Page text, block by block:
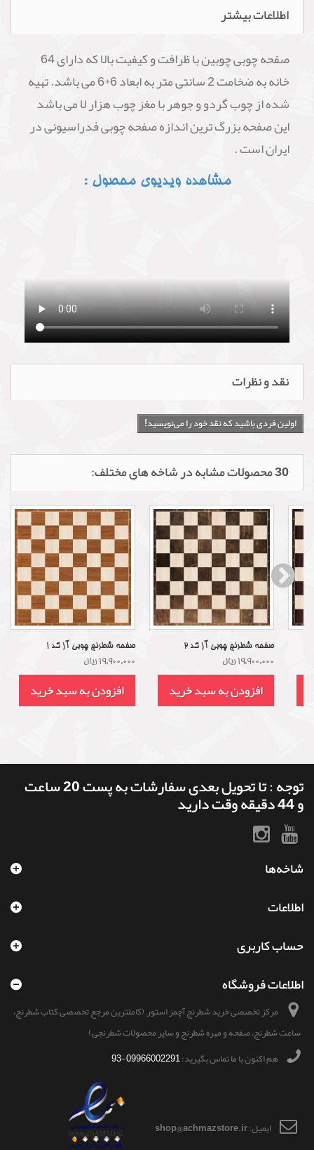
اطلاعات بیشتر
صفحه چوبی چوبین با ظرافت و کیفیت بالا که دارای 64
خانه به ضخامت 2 سانتی متر به ابعاد 6*6 می باشد. تهیه
شده از چوب گردو و جوهر با مغز چوب هزار لا می باشد
این صفحه بزرگ ترین اندازه صفحه چوبی فدراسیونی در
ایران است .
مشاهده ویدیوی محصول :
نقد و نظرات
اولین فردی باشید که نقد خود را می‌نویسید!
30 محصولات مشابه در شاخه های مختلف:
صفحه شطرنج چوبی آز کد 1
19,900,000 ریال
افزودن به سبد خرید
صفحه شطرنج چوبی آز کد 2
19,900,000 ریال
افزودن به سبد خرید
توجه : تا تحویل بعدی سفارشات به پست 20 ساعت
و 44 دقیقه وقت دارید
شاخه‌ها
اطلاعات
حساب کاربری
اطلاعات فروشگاه
مرکز تخصصی خرید شطرنج آچمز استور, (کاملترین مرجع تخصصی کتاب شطرنج،
ساعت شطرنج، صفحه و مهره شطرنج و سایر محصولات شطرنجی)
هم اکنون با ما تماس بگیرید:09966002291-93
ایمیل:shop@achmazstore.ir